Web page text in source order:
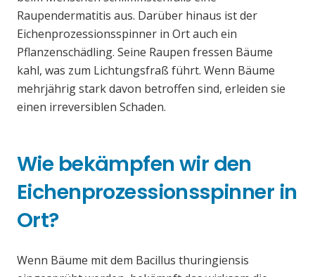
Raupendermatitis aus. Darüber hinaus ist der
Eichenprozessionsspinner in Ort auch ein
Pflanzenschädling. Seine Raupen fressen Bäume
kahl, was zum Lichtungsfraß führt. Wenn Bäume
mehrjährig stark davon betroffen sind, erleiden sie
einen irreversiblen Schaden.
Wie bekämpfen wir den
Eichenprozessionsspinner in
Ort?
Wenn Bäume mit dem Bacillus thuringiensis